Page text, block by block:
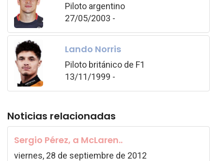
Piloto argentino
27/05/2003 -
Lando Norris
Piloto británico de F1
13/11/1999 -
Noticias relacionadas
Sergio Pérez, a McLaren..
viernes, 28 de septiembre de 2012